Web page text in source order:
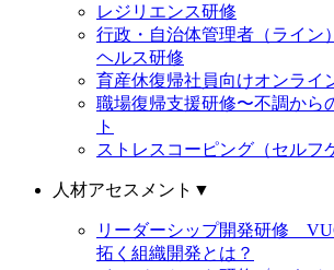
レジリエンス研修
行政・自治体管理者（ライン
ヘルス研修
育産休復帰社員向けオンライ
職場復帰支援研修〜不調から
ト
ストレスコーピング（セルフ
人材アセスメント ▼
リーダーシップ開発研修
拓く組織開発とは？